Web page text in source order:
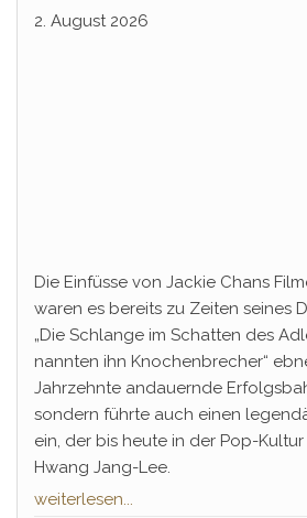
Jang-Lee tritt globale
2. August 2026
Die Einfüsse von Jackie Chans
waren es bereits zu Zeiten seines
„Die Schlange im Schatten des
nannten ihn Knochenbrecher“
Jahrzehnte andauernde
sondern führte auch einen
ein, der bis heute in der Pop-
Hwang Jang-Lee.
weiterlesen...